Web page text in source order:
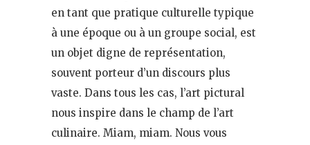
en tant que pratique culturelle typique
à une époque ou à un groupe social, est
un objet digne de représentation,
souvent porteur d’un discours plus
vaste. Dans tous les cas, l’art pictural
nous inspire dans le champ de l’art
culinaire. Miam, miam. Nous vous